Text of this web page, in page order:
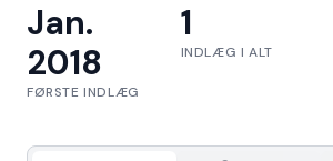
Jan.
2018
FØRSTE INDLÆG
1
INDLÆG I ALT